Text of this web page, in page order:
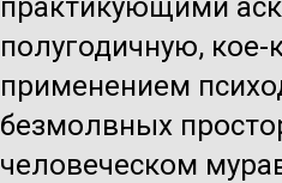
практикующими
полугодичную, кое-
применением
безмолвных
человеческом